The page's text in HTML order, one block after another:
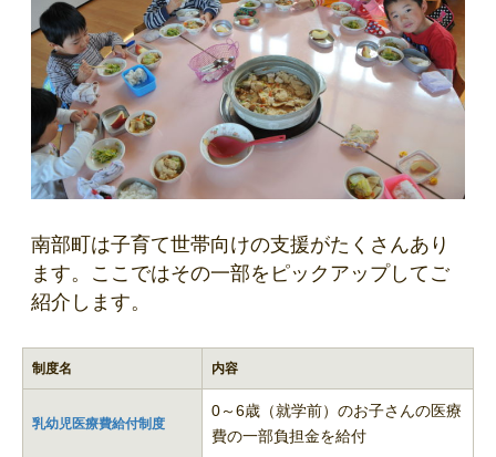
南部町は子育て世帯向けの支援がたくさんあり
ます。ここではその一部をピックアップしてご
紹介します。
制度名 内容
乳幼児医療費給付制度
0～6歳（就学前）のお子さんの医療
費の一部負担金を給付